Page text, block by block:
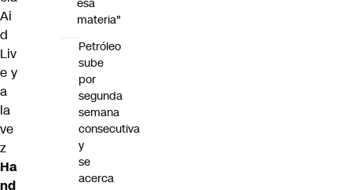
Ai
d
Liv
e y
a
la
ve
z
Ha
nd
esa
materia"
Petróleo
sube
por
segunda
semana
consecutiva
y
se
acerca